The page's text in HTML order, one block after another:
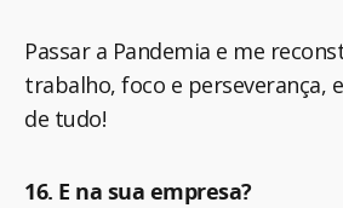
Passar a Pandemia e me
trabalho, foco e perseverança,
de tudo!
16. E na sua empresa?